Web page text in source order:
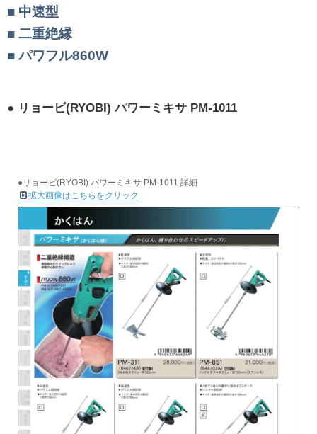
中速型
二重絶縁
パワフル860W
リョービ(RYOBI) パワーミキサ PM-1011
●リョービ(RYOBI) パワーミキサ PM-1011 詳細
拡大画像はこちらをクリック